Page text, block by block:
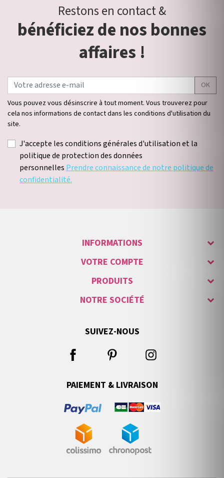
Restons en contact &
bénéficiez de nos bonnes
affaires !
OK
Vous pouvez vous désinscrire à tout moment. Vous trouverez pour
cela nos informations de contact dans les conditions d'utilisation du
site.
J'accepte les conditions générales d'utilisation et la
politique de protection des données
personnelles Prendre connaissance de notre politique de
confidentialité.
INFORMATIONS
VOTRE COMPTE
PRODUITS
NOTRE SOCIÉTÉ
SUIVEZ-NOUS
PAIEMENT & LIVRAISON